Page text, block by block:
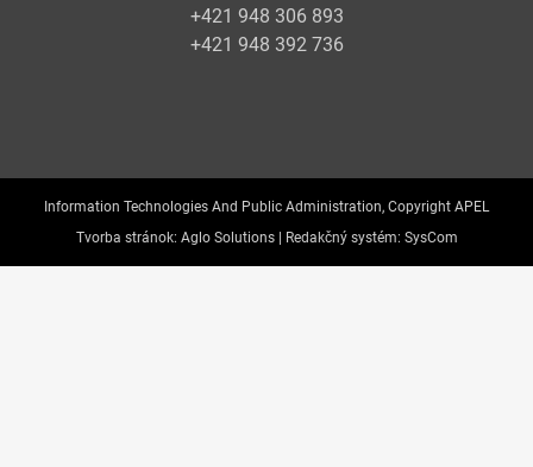
+421 948 306 893
+421 948 392 736
Information Technologies And Public Administration, Copyright APEL
Tvorba stránok: Aglo Solutions | Redakčný systém: SysCom